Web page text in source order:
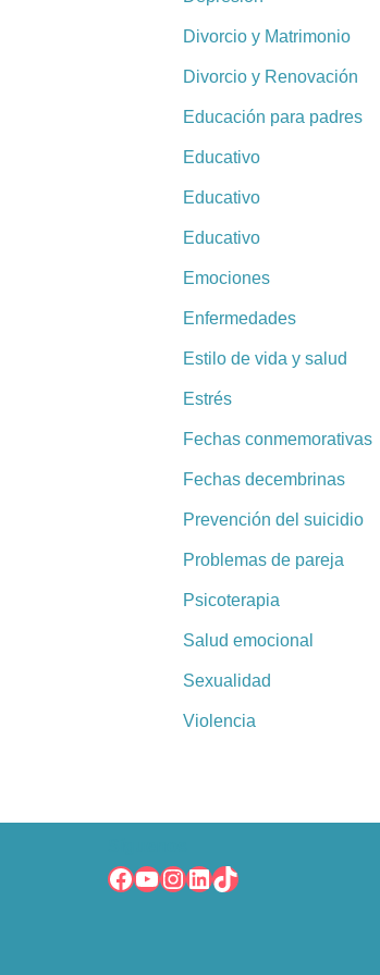
Divorcio y Matrimonio
Divorcio y Renovación
Educación para padres
Educativo
Educativo
Educativo
Emociones
Enfermedades
Estilo de vida y salud
Estrés
Fechas conmemorativas
Fechas decembrinas
Prevención del suicidio
Problemas de pareja
Psicoterapia
Salud emocional
Sexualidad
Violencia